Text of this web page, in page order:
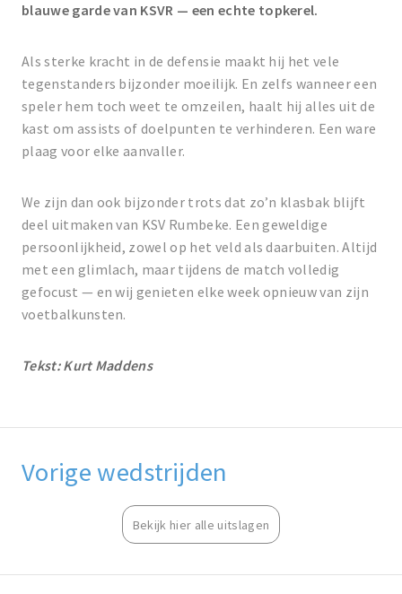
blauwe garde van KSVR — een echte topkerel.
Als sterke kracht in de defensie maakt hij het vele
tegenstanders bijzonder moeilijk. En zelfs wanneer een
speler hem toch weet te omzeilen, haalt hij alles uit de
kast om assists of doelpunten te verhinderen. Een ware
plaag voor elke aanvaller.
We zijn dan ook bijzonder trots dat zo’n klasbak blijft
deel uitmaken van KSV Rumbeke. Een geweldige
persoonlijkheid, zowel op het veld als daarbuiten. Altijd
met een glimlach, maar tijdens de match volledig
gefocust — en wij genieten elke week opnieuw van zijn
voetbalkunsten.
Tekst: Kurt Maddens
Vorige wedstrijden
Bekijk hier alle uitslagen